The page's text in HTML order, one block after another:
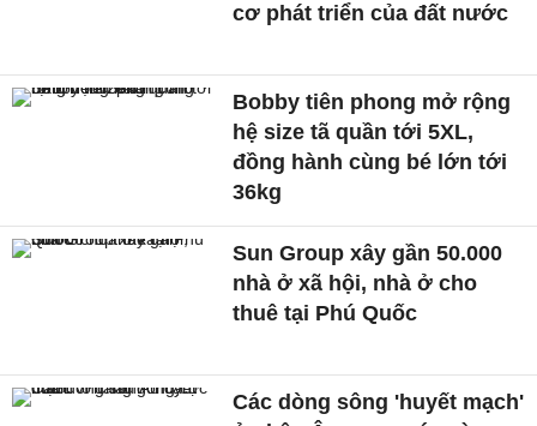
cơ phát triển của đất nước
Bobby tiên phong mở rộng
hệ size tã quần tới 5XL,
đồng hành cùng bé lớn tới
36kg
Sun Group xây gần 50.000
nhà ở xã hội, nhà ở cho
thuê tại Phú Quốc
Các dòng sông 'huyết mạch'